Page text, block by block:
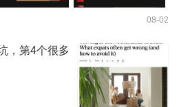
08-02
，第4个很多